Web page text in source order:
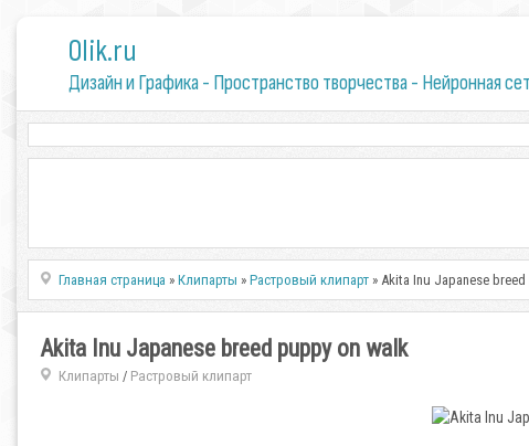
0lik.ru
Дизайн и Графика - Пространство творчества - Нейронная
Главная страница »Клипарты »Растровый клипарт » Akita Inu Japanese
Akita Inu Japanese breed puppy on walk
Клипарты / Растровый клипарт